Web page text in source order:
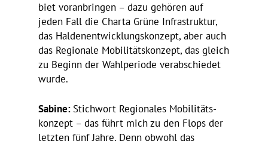
biet voran­bringen – dazu gehören auf
jeden Fall die Charta Grüne Infra­struktur,
das Halden­ent­wick­lungs­kon­zept, aber auch
das Regio­nale Mobi­li­täts­kon­zept, das gleich
zu Beginn der Wahl­pe­riode verab­schiedet
wurde.
Sabine: Stich­wort Regio­nales Mobi­li­täts­
kon­zept – das führt mich zu den Flops der
letzten fünf Jahre. Denn obwohl das